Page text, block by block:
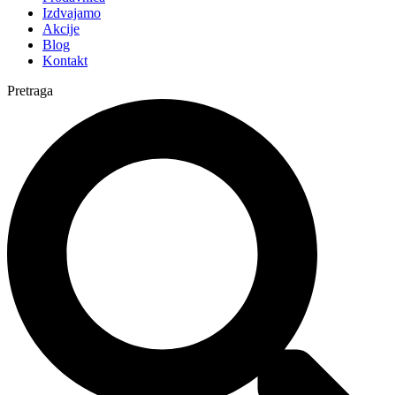
Izdvajamo
Akcije
Blog
Kontakt
Pretraga